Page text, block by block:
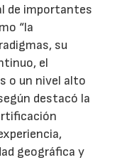
de importantes
“la
su
el
o un nivel alto
destacó la
geográfica y